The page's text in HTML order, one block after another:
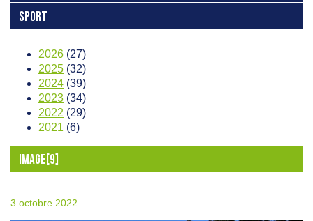
SPORT
2026 (27)
2025 (32)
2024 (39)
2023 (34)
2022 (29)
2021 (6)
IMAGE[9]
3 octobre 2022